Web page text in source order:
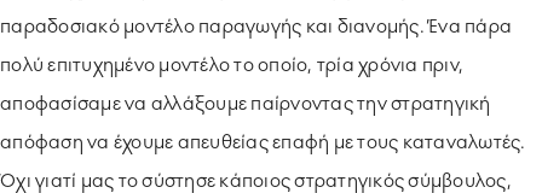
παραδοσιακό μοντέλο παραγωγής και διανομής. Ένα πάρα
πολύ επιτυχημένο μοντέλο το οποίο, τρία χρόνια πριν,
αποφασίσαμε να αλλάξουμε παίρνοντας την στρατηγική
απόφαση να έχουμε απευθείας επαφή με τους καταναλωτές.
Όχι γιατί μας το σύστησε κάποιος στρατηγικός σύμβουλος,